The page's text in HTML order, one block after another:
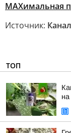
МАХимальная
Источник:
ТОП